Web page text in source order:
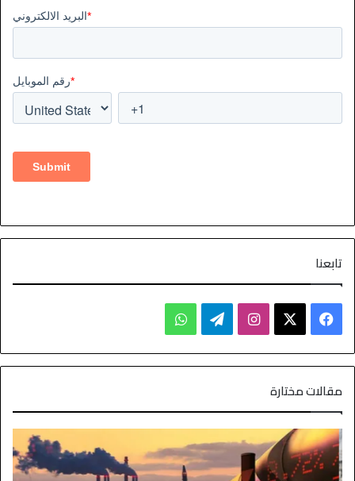
تابعنا
مقالات مختارة